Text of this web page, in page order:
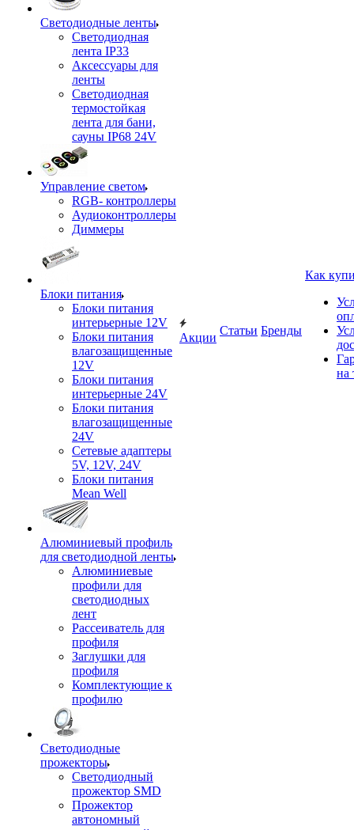
Светодиодные ленты
Светодиодная
лента IP33
Аксессуары для
ленты
Светодиодная
термостойкая
лента для бани,
сауны IP68 24V
Управление светом
RGB- контроллеры
Аудиоконтроллеры
Диммеры
Блоки питания
Блоки питания
интерьерные 12V
Блоки питания
влагозащищенные
12V
Блоки питания
интерьерные 24V
Блоки питания
влагозащищенные
24V
Сетевые адаптеры
5V, 12V, 24V
Блоки питания
Mean Well
Алюминиевый профиль
для светодиодной ленты
Алюминиевые
профили для
светодиодных
лент
Рассеиватель для
профиля
Заглушки для
профиля
Комплектующие к
профилю
Светодиодные
прожекторы
Светодиодный
прожектор SMD
Прожектор
автономный
Акции
Статьи Бренды
Как
на